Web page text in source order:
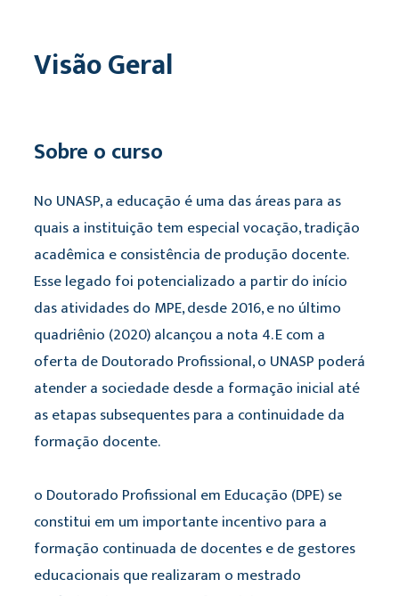
Visão Geral
Sobre o curso
No UNASP, a educação é uma das áreas para as
quais a instituição tem especial vocação, tradição
acadêmica e consistência de produção docente.
Esse legado foi potencializado a partir do início
das atividades do MPE, desde 2016, e no último
quadriênio (2020) alcançou a nota 4. E com a
oferta de Doutorado Profissional, o UNASP poderá
atender a sociedade desde a formação inicial até
as etapas subsequentes para a continuidade da
formação docente.
o Doutorado Profissional em Educação (DPE) se
constitui em um importante incentivo para a
formação continuada de docentes e de gestores
educacionais que realizaram o mestrado